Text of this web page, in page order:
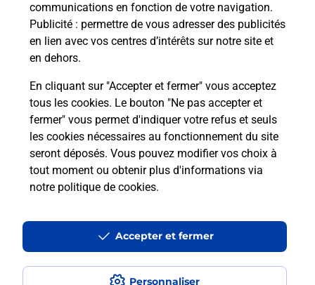
communications en fonction de votre navigation.
Publicité : permettre de vous adresser des publicités
en lien avec vos centres d’intérêts sur notre site et
en dehors.
En cliquant sur "Accepter et fermer" vous acceptez
tous les cookies. Le bouton "Ne pas accepter et
fermer" vous permet d'indiquer votre refus et seuls
les cookies nécessaires au fonctionnement du site
seront déposés. Vous pouvez modifier vos choix à
tout moment ou obtenir plus d'informations via
notre politique de cookies.
Personnaliser
Accepter et fermer
Alpes-de-Haute-Provence
REVEST DU BION MAIRIE
Accessibilité : partiellement conforme
Conditions contractuelles